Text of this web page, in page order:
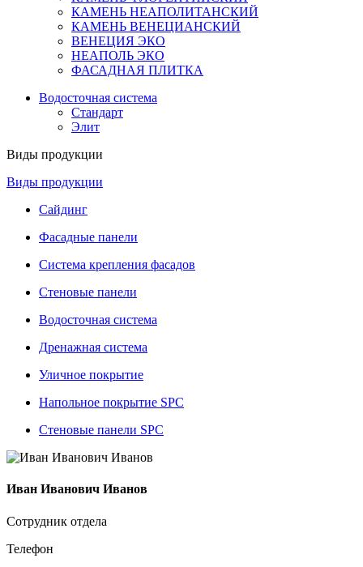
КАМЕНЬ НЕАПОЛИТАНСКИЙ
КАМЕНЬ ВЕНЕЦИАНСКИЙ
ВЕНЕЦИЯ ЭКО
НЕАПОЛЬ ЭКО
ФАСАДНАЯ ПЛИТКА
Водосточная система
Стандарт
Элит
Виды продукции
Виды продукции
Сайдинг
Фасадные панели
Система крепления фасадов
Стеновые панели
Водосточная система
Дренажная система
Уличное покрытие
Напольное покрытие SPC
Стеновые панели SPC
Иван Иванович Иванов
Сотрудник отдела
Телефон